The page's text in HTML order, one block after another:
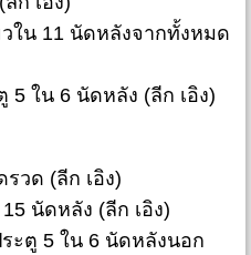
ใน 11 นัดหลังจากทั้งหมด
5 ใน 6 นัดหลัง (ลีก เอิง)
วด (ลีก เอิง)
นัดหลัง (ลีก เอิง)
ะตู 5 ใน 6 นัดหลังนอก